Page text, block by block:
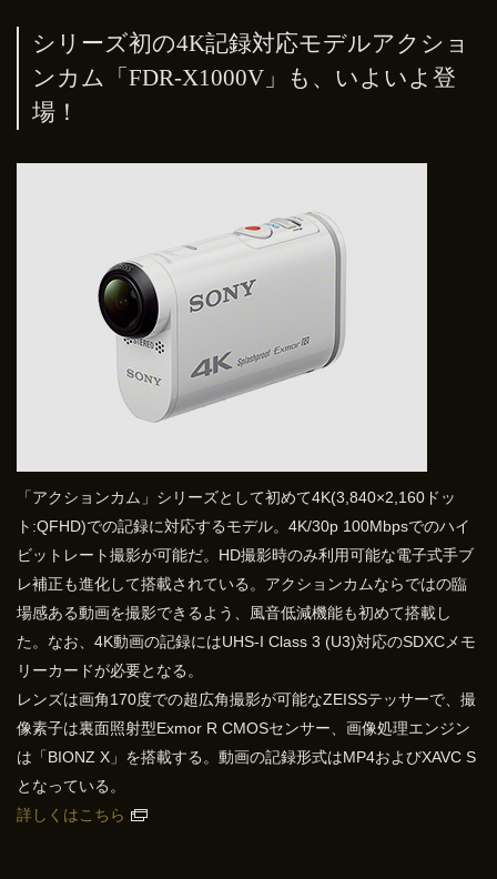
シリーズ初の4K記録対応モデルアクショ
ンカム「FDR-X1000V」も、いよいよ登
場！
「アクションカム」シリーズとして初めて4K(3,840×2,160ドッ
ト:QFHD)での記録に対応するモデル。4K/30p 100Mbpsでのハイ
ビットレート撮影が可能だ。HD撮影時のみ利用可能な電子式手ブ
レ補正も進化して搭載されている。アクションカムならではの臨
場感ある動画を撮影できるよう、風音低減機能も初めて搭載し
た。なお、4K動画の記録にはUHS-I Class 3 (U3)対応のSDXCメモ
リーカードが必要となる。
レンズは画角170度での超広角撮影が可能なZEISSテッサーで、撮
像素子は裏面照射型Exmor R CMOSセンサー、画像処理エンジン
は「BIONZ X」を搭載する。動画の記録形式はMP4およびXAVC S
となっている。
詳しくはこち ら